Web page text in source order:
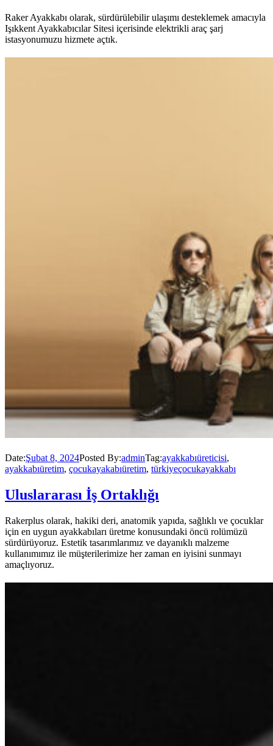
Raker Ayakkabı olarak, sürdürülebilir ulaşımı desteklemek amacıyla
Işıkkent Ayakkabıcılar Sitesi içerisinde elektrikli araç şarj
istasyonumuzu hizmete açtık.
Date:Şubat 8, 2024Posted By:adminTag:ayakkabıüreticisi,
ayakkabıüretim, çocukayakabıüretim, türkiyeçocukayakkabı
Uluslararası İş Ortaklığı
Rakerplus olarak, hakiki deri, anatomik yapıda, sağlıklı ve çocuklar
için en uygun ayakkabıları üretme konusundaki öncü rolümüzü
sürdürüyoruz. Estetik tasarımlarımız ve dayanıklı malzeme
kullanımımız ile müşterilerimize her zaman en iyisini sunmayı
amaçlıyoruz.